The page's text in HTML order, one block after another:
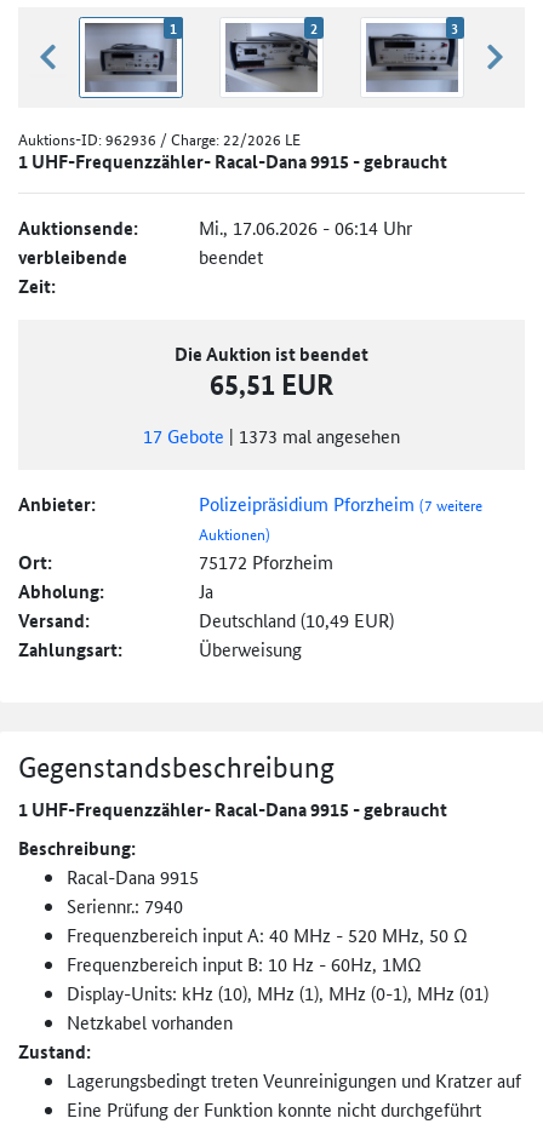
zurück blättern
1 2 3
Auktions-ID:962936 / Charge: 22/2026 LE
1 UHF-Frequenzzähler- Racal-Dana 9915 - gebraucht
Auktionsende: Mi., 17.06.2026 - 06:14 Uhr
verbleibende
Zeit:
beendet
Die Auktion ist beendet
65,51 EUR
17 Gebote | 1373 mal angesehen
Anbieter: Polizeipräsidium Pforzheim(7 weitere
Auktionen)
Ort: 75172 Pforzheim
Abholung: Ja
Versand: Deutschland (10,49 EUR)
Zahlungsart: Überweisung
Gegenstandsbeschreibung
1 UHF-Frequenzzähler- Racal-Dana 9915 - gebraucht
Beschreibung:
Racal-Dana 9915
Seriennr.: 7940
Frequenzbereich input A: 40 MHz - 520 MHz, 50 Ω
Frequenzbereich input B: 10 Hz - 60Hz, 1MΩ
Display-Units: kHz (10), MHz (1), MHz (0-1), MHz (01)
Netzkabel vorhanden
Zustand:
Lagerungsbedingt treten Veunreinigungen und Kratzer auf
Eine Prüfung der Funktion konnte nicht durchgeführt